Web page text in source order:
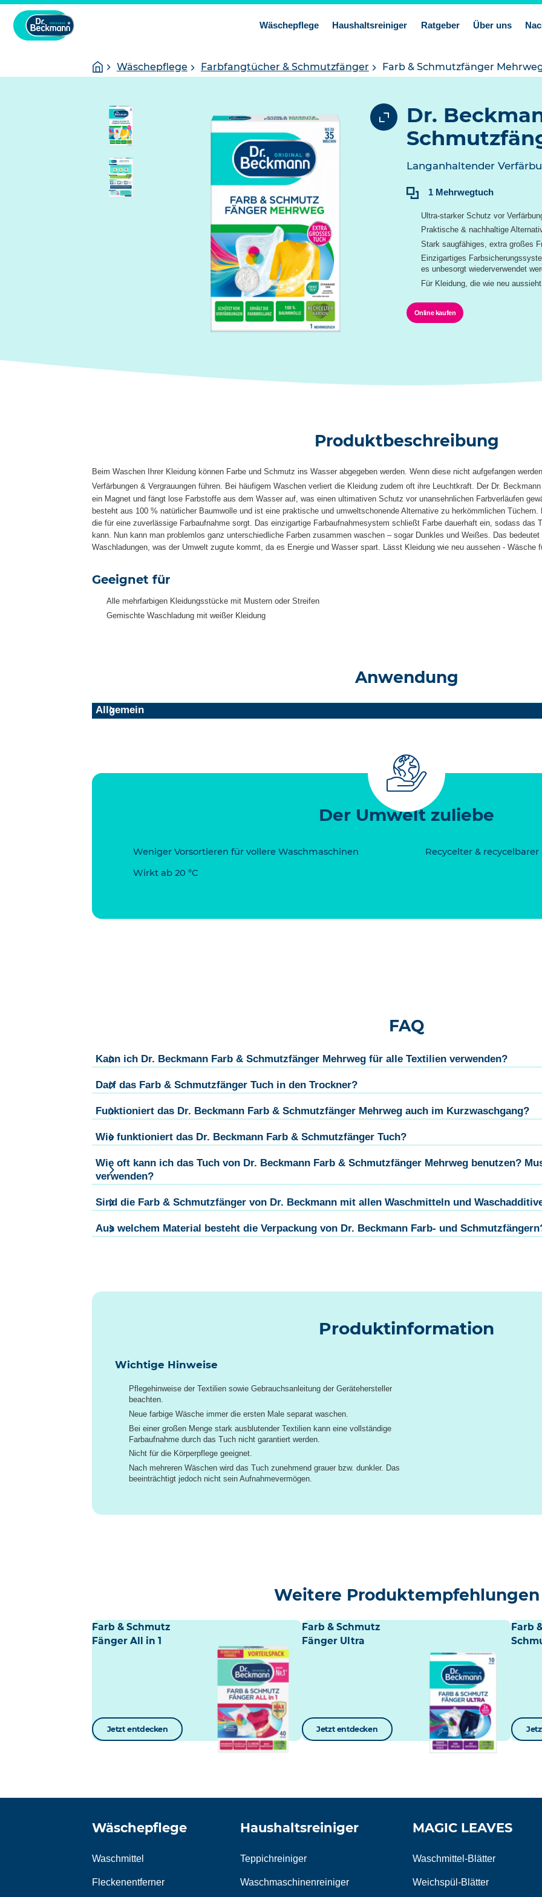
Wäschepflege Haushaltsreiniger Ratgeber Über uns
Sie
sind
Startseite
Wäschepflege Farbfangtücher & Schmutzfänger Farb & Schmutzfänger
Dr.
Langanhaltender
Inhalt:1 Mehrwegtuch
Ultra-starker Schutz vor
Praktische & nachhaltige
Stark saugfähiges, extra großes
Einzigartiges
es unbesorgt wiederverwendet
Für Kleidung, die wie neu
Online kaufen
Produktbeschreibung
Beim Waschen Ihrer Kleidung können Farbe und Schmutz ins Wasser abgegeben werden. Wenn diese nicht aufgefangen
Verfärbungen & Vergrauungen führen. Bei häufigem Waschen verliert die Kleidung zudem oft ihre Leuchtkraft. Der Dr. Beckmann
ein Magnet und fängt lose Farbstoffe aus dem Wasser auf, was einen ultimativen Schutz vor unansehnlichen Farbverläufen
besteht aus 100 % natürlicher Baumwolle und ist eine praktische und umweltschonende Alternative zu herkömmlichen
die für eine zuverlässige Farbaufnahme sorgt. Das einzigartige Farbaufnahmesystem schließt Farbe dauerhaft ein, sodass das
kann. Nun kann man problemlos ganz unterschiedliche Farben zusammen waschen – sogar Dunkles und Weißes. Das
Waschladungen, was der Umwelt zugute kommt, da es Energie und Wasser spart. Lässt Kleidung wie neu aussehen - Wäsche
Geeignet für
Alle mehrfarbigen Kleidungsstücke mit Mustern oder Streifen
Gemischte Waschladung mit weißer Kleidung
Anwendung
Allgemein
Der Umwelt zuliebe
Weniger Vorsortieren für vollere Waschmaschinen
Wirkt ab 20 °C
Recycelter & recycelbarer
FAQ
Kann ich Dr. Beckmann Farb & Schmutzfänger Mehrweg für alle Textilien verwenden?
Darf das Farb & Schmutzfänger Tuch in den Trockner?
Funktioniert das Dr. Beckmann Farb & Schmutzfänger Mehrweg auch im Kurzwaschgang?
Wie funktioniert das Dr. Beckmann Farb & Schmutzfänger Tuch?
Wie oft kann ich das Tuch von Dr. Beckmann Farb & Schmutzfänger Mehrweg benutzen?
verwenden?
Sind die Farb & Schmutzfänger von Dr. Beckmann mit allen Waschmitteln und
Aus welchem Material besteht die Verpackung von Dr. Beckmann Farb- und
Produktinformation
Wichtige Hinweise
Pflegehinweise der Textilien sowie Gebrauchsanleitung der Gerätehersteller
beachten.
Neue farbige Wäsche immer die ersten Male separat waschen.
Bei einer großen Menge stark ausblutender Textilien kann eine vollständige
Farbaufnahme durch das Tuch nicht garantiert werden.
Nicht für die Körperpflege geeignet.
Nach mehreren Wäschen wird das Tuch zunehmend grauer bzw. dunkler. Das
beeinträchtigt jedoch nicht sein Aufnahmevermögen.
Weitere Produktempfehlungen
Farb & Schmutz
Fänger All in 1
Jetzt entdecken
Farb & Schmutz
Fänger Ultra
Jetzt entdecken
Farb
Wäschepflege
Waschmittel
Fleckenentferner
Haushaltsreiniger
Teppichreiniger
Waschmaschinenreiniger
MAGIC LEAVES
Waschmittel-Blätter
Weichspül-Blätter